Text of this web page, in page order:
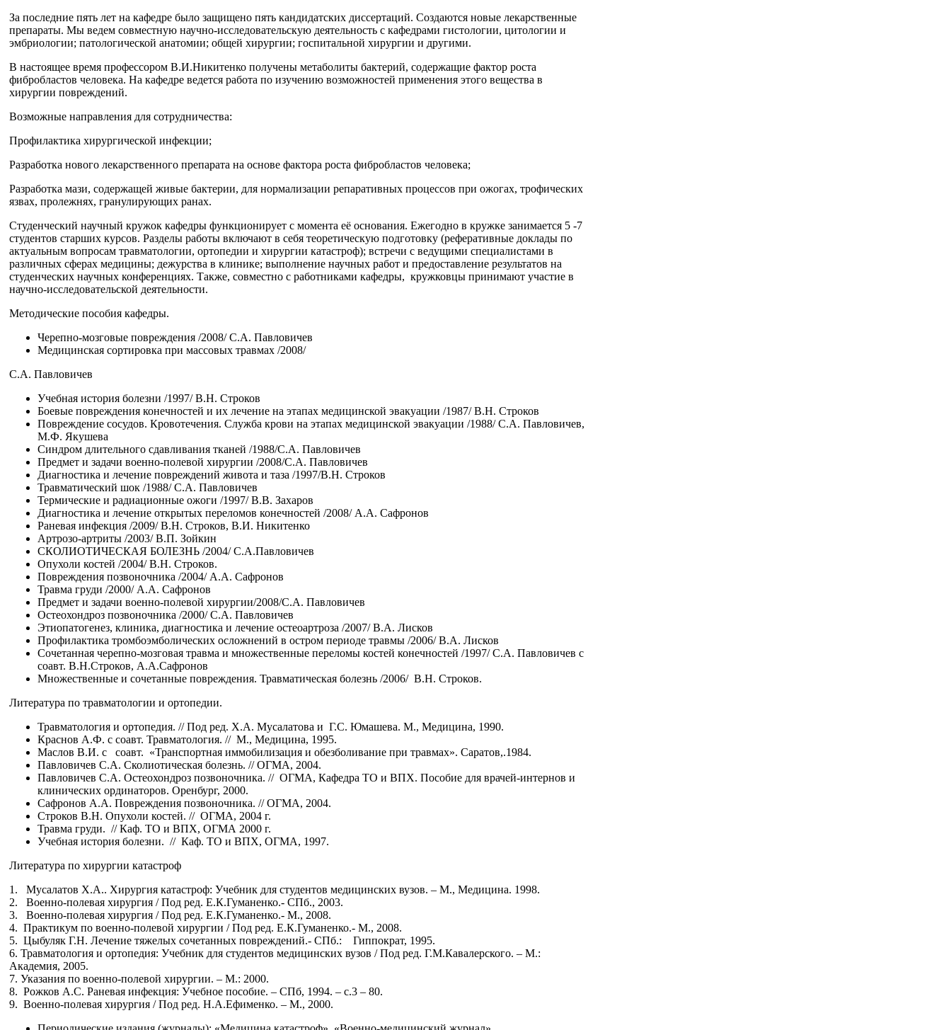
За последние пять лет на кафедре было защищено пять кандидатских диссертаций. Создаются новые лекарственные
препараты. Мы ведем совместную научно-исследовательскую деятельность с кафедрами гистологии, цитологии и
эмбриологии; патологической анатомии; общей хирургии; госпитальной хирургии и другими.
В настоящее время профессором В.И.Никитенко получены метаболиты бактерий, содержащие фактор роста
фибробластов человека. На кафедре ведется работа по изучению возможностей применения этого вещества в
хирургии повреждений.
Возможные направления для сотрудничества:
Профилактика хирургической инфекции;
Разработка нового лекарственного препарата на основе фактора роста фибробластов человека;
Разработка мази, содержащей живые бактерии, для нормализации репаративных процессов при ожогах, трофических
язвах, пролежнях, гранулирующих ранах.
Cтуденческий научный кружок кафедры функционирует с момента её основания. Ежегодно в кружке занимается 5 -7
студентов старших курсов. Разделы работы включают в себя теоретическую подготовку (реферативные доклады по
актуальным вопросам травматологии, ортопедии и хирургии катастроф); встречи с ведущими специалистами в
различных сферах медицины; дежурства в клинике; выполнение научных работ и предоставление результатов на
студенческих научных конференциях. Также, совместно с работниками кафедры, кружковцы принимают участие в
научно-исследовательской деятельности.
Методические пособия кафедры.
Черепно-мозговые повреждения /2008/ С.А. Павловичев
Медицинская сортировка при массовых травмах /2008/
С.А. Павловичев
Учебная история болезни /1997/ В.Н. Строков
Боевые повреждения конечностей и их лечение на этапах медицинской эвакуации /1987/ В.Н. Строков
Повреждение сосудов. Кровотечения. Служба крови на этапах медицинской эвакуации /1988/ С.А. Павловичев,
М.Ф. Якушева
Синдром длительного сдавливания тканей /1988/С.А. Павловичев
Предмет и задачи военно-полевой хирургии /2008/С.А. Павловичев
Диагностика и лечение повреждений живота и таза /1997/В.Н. Строков
Травматический шок /1988/ С.А. Павловичев
Термические и радиационные ожоги /1997/ В.В. Захаров
Диагностика и лечение открытых переломов конечностей /2008/ А.А. Сафронов
Раневая инфекция /2009/ В.Н. Строков, В.И. Никитенко
Артрозо-артриты /2003/ В.П. Зойкин
СКОЛИОТИЧЕСКАЯ БОЛЕЗНЬ /2004/ С.А.Павловичев
Опухоли костей /2004/ В.Н. Строков.
Повреждения позвоночника /2004/ А.А. Сафронов
Травма груди /2000/ А.А. Сафронов
Предмет и задачи военно-полевой хирургии/2008/С.А. Павловичев
Остеохондроз позвоночника /2000/ С.А. Павловичев
Этиопатогенез, клиника, диагностика и лечение остеоартроза /2007/ В.А. Лисков
Профилактика тромбоэмболических осложнений в остром периоде травмы /2006/ В.А. Лисков
Сочетанная черепно-мозговая травма и множественные переломы костей конечностей /1997/ С.А. Павловичев с
соавт. В.Н.Строков, А.А.Сафронов
Множественные и сочетанные повреждения. Травматическая болезнь /2006/ В.Н. Строков.
Литература по травматологии и ортопедии.
Травматология и ортопедия. // Под ред. Х.А. Мусалатова и Г.С. Юмашева. М., Медицина, 1990.
Краснов А.Ф. с соавт. Травматология. // М., Медицина, 1995.
Маслов В.И. с соавт. «Транспортная иммобилизация и обезболивание при травмах». Саратов,.1984.
Павловичев С.А. Сколиотическая болезнь. // ОГМА, 2004.
Павловичев С.А. Остеохондроз позвоночника. // ОГМА, Кафедра ТО и ВПХ. Пособие для врачей-интернов и
клинических ординаторов. Оренбург, 2000.
Сафронов А.А. Повреждения позвоночника. // ОГМА, 2004.
Строков В.Н. Опухоли костей. // ОГМА, 2004 г.
Травма груди. // Каф. ТО и ВПХ, ОГМА 2000 г.
Учебная история болезни. // Каф. ТО и ВПХ, ОГМА, 1997.
Литература по хирургии катастроф
1. Мусалатов Х.А.. Хирургия катастроф: Учебник для студентов медицинских вузов. – М., Медицина. 1998.
2. Военно-полевая хирургия / Под ред. Е.К.Гуманенко.- СПб., 2003.
3. Военно-полевая хирургия / Под ред. Е.К.Гуманенко.- М., 2008.
4. Практикум по военно-полевой хирургии / Под ред. Е.К.Гуманенко.- М., 2008.
5. Цыбуляк Г.Н. Лечение тяжелых сочетанных повреждений.- СПб.: Гиппократ, 1995.
6. Травматология и ортопедия: Учебник для студентов медицинских вузов / Под ред. Г.М.Кавалерского. – М.:
Академия, 2005.
7. Указания по военно-полевой хирургии. – М.: 2000.
8. Рожков А.С. Раневая инфекция: Учебное пособие. – СПб, 1994. – с.3 – 80.
9. Военно-полевая хирургия / Под ред. Н.А.Ефименко. – М., 2000.